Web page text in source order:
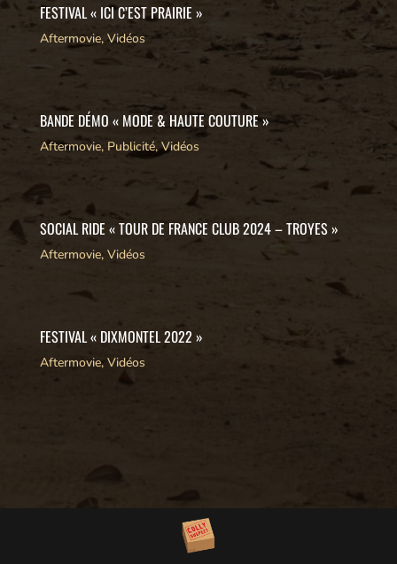
FESTIVAL « ICI C’EST PRAIRIE »
Aftermovie, Vidéos
BANDE DÉMO « MODE & HAUTE COUTURE »
Aftermovie, Publicité,Vidéos
SOCIAL RIDE « TOUR DE FRANCE CLUB 2024 – TROYES »
Aftermovie, Vidéos
FESTIVAL « DIXMONTEL 2022 »
Aftermovie, Vidéos